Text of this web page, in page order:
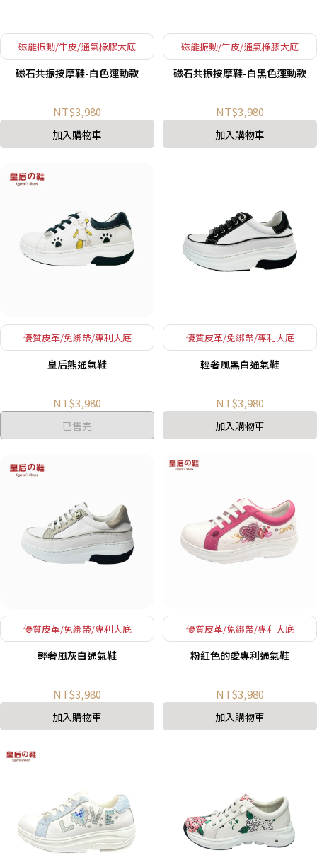
磁能振動/牛皮/通氣橡膠大底
磁石共振按摩鞋-白色運動款
NT$3,980
加入購物車
磁能振動/牛皮/通氣橡膠大底
磁石共振按摩鞋-白黑色運動款
NT$3,980
加入購物車
優質皮革/免綁帶/專利大底
皇后熊通氣鞋
NT$3,980
已售完
優質皮革/免綁帶/專利大底
輕奢風黑白通氣鞋
NT$3,980
加入購物車
優質皮革/免綁帶/專利大底
輕奢風灰白通氣鞋
NT$3,980
加入購物車
優質皮革/免綁帶/專利大底
粉紅色的愛專利通氣鞋
NT$3,980
加入購物車